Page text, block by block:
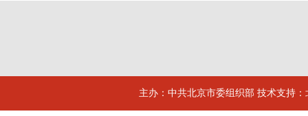
主办：中共北京市委组织部 技术支持